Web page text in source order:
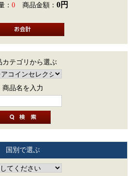
： 0 商品金額： 0円
カテゴリから選ぶ
商品名を入力
国別で選ぶ